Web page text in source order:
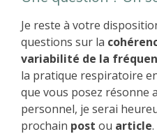
Je reste à votre
questions sur la
variabilité de la
la pratique respiratoire
que vous posez résonne
personnel, je serai
prochain post ou article.